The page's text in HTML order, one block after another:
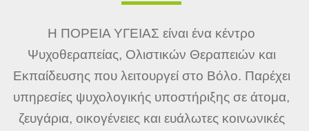
Η ΠΟΡΕΙΑ ΥΓΕΙΑΣ είναι ένα κέντρο
Ψυχοθεραπείας, Ολιστικών Θεραπειών και
Εκπαίδευσης που λειτουργεί στο Βόλο. Παρέχει
υπηρεσίες ψυχολογικής υποστήριξης σε άτομα,
ζευγάρια, οικογένειες και ευάλωτες κοινωνικές